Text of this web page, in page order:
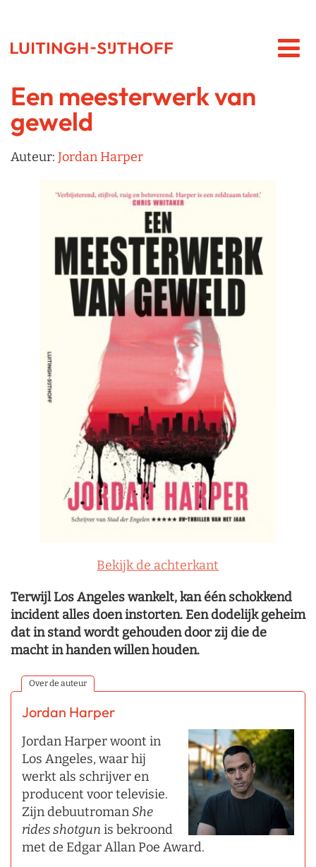
Een meesterwerk van
geweld
Auteur: Jordan Harper
Bekijk de achterkant
Terwijl Los Angeles wankelt, kan één schokkend
incident alles doen instorten. Een dodelijk geheim
dat in stand wordt gehouden door zij die de
macht in handen willen houden.
Over de auteur
Jordan Harper
Jordan Harper woont in
Los Angeles, waar hij
werkt als schrijver en
producent voor televisie.
Zijn debuutromanShe
rides shotgun is bekroond
met de Edgar Allan Poe Award.